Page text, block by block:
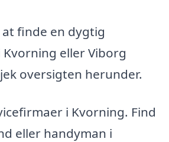
finde en dygtig
eller Viborg
oversigten herunder.
i Kvorning. Find
eller handyman i